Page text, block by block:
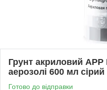
Грунт акриловий
аерозолі 600 мл сірий
Готово до відправки